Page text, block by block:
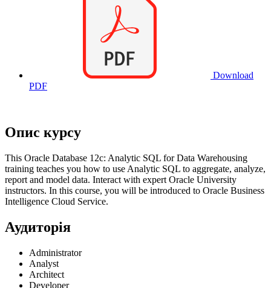
Download
PDF
Опис курсу
This Oracle Database 12c: Analytic SQL for Data Warehousing
training teaches you how to use Analytic SQL to aggregate, analyze,
report and model data. Interact with expert Oracle University
instructors. In this course, you will be introduced to Oracle Business
Intelligence Cloud Service.
Аудиторія
Administrator
Analyst
Architect
Developer